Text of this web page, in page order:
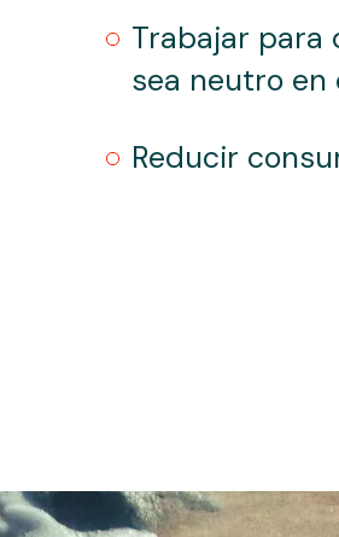
Trabajar para
sea neutro en
Reducir